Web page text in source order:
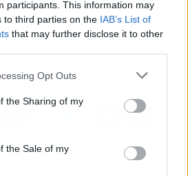
participants. This information may
to third parties on the IAB’s List of
that may further disclose it to other
Opt Outs
the Sharing of my
the Sale of my
la
diferente, original y con
la única pretensión de la
comodidad? Horacio y
Bob